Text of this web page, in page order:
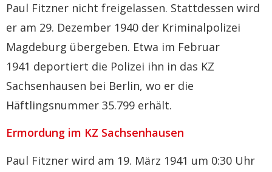
Paul Fitzner nicht freigelassen. Stattdessen wird
er am 29. Dezember 1940 der Kriminalpolizei
Magdeburg übergeben. Etwa im Februar
1941 deportiert die Polizei ihn in das KZ
Sachsenhausen bei Berlin, wo er die
Häftlingsnummer 35.799 erhält.
Ermordung im KZ Sachsenhausen
Paul Fitzner wird am 19. März 1941 um 0:30 Uhr